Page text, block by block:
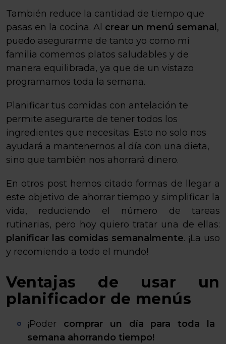
También reduce la cantidad de tiempo que
pasas en la cocina. Al crear un menú semanal ,
puedo asegurarme de tanto yo como mi
familia comemos platos saludables y de
manera equilibrada, ya que de un vistazo
programamos toda la semana.
Planificar tus comidas con antelación te
permite asegurarte de tener todos los
ingredientes que necesitas. Esto no solo nos
ayudará a mantenernos al día con una dieta,
sino que también nos ahorrará dinero.
En otros post hemos citado formas de llegar a
este objetivo de ahorrar tiempo y simplificar la
vida, reduciendo el número de tareas
rutinarias, pero hoy quiero tratar una de ellas:
planificar las comidas semanalmente. ¡La uso
y recomiendo a todo el mundo!
Ventajas de usar un
planificador de menús
¡Poder comprar un día para toda la
semana ahorrando tiempo!